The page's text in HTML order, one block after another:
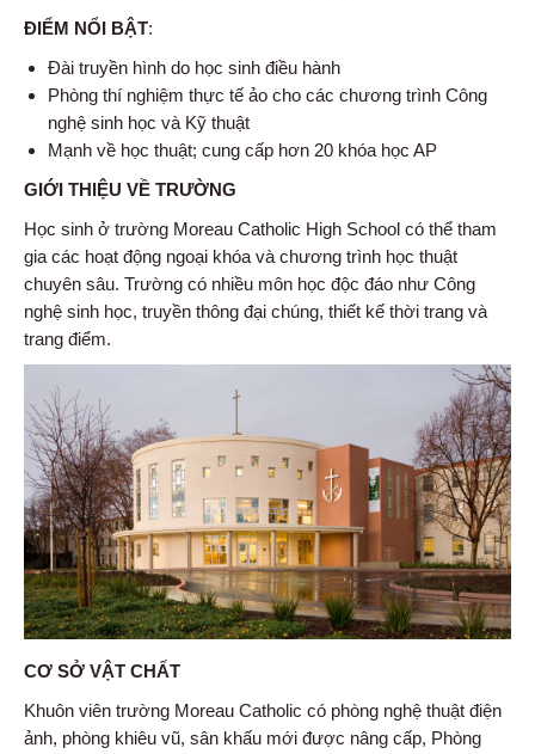
ĐIỂM NỔI BẬT:
Đài truyền hình do học sinh điều hành
Phòng thí nghiệm thực tế ảo cho các chương trình Công
nghệ sinh học và Kỹ thuật
Mạnh về học thuật; cung cấp hơn 20 khóa học AP
GIỚI THIỆU VỀ TRƯỜNG
Học sinh ở trường Moreau Catholic High School có thể tham
gia các hoạt động ngoại khóa và chương trình học thuật
chuyên sâu. Trường có nhiều môn học độc đáo như Công
nghệ sinh học, truyền thông đại chúng, thiết kế thời trang và
trang điểm.
CƠ SỞ VẬT CHẤT
Khuôn viên trường Moreau Catholic có phòng nghệ thuật điện
ảnh, phòng khiêu vũ, sân khấu mới được nâng cấp, Phòng